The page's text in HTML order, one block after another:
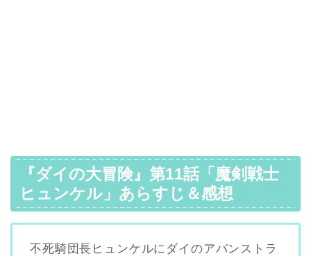
『ダイの大冒険』第11話「魔剣戦士
ヒュンケル」あらすじ＆感想
不死騎団長ヒュンケルにダイのアバンストラ